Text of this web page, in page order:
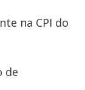
na CPI do
de